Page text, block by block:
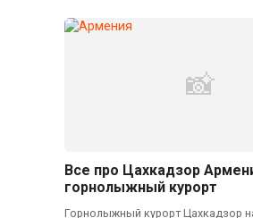
Все про Цахкадзор
горнолыжный курорт
Горнолыжный курорт Цахкадзор